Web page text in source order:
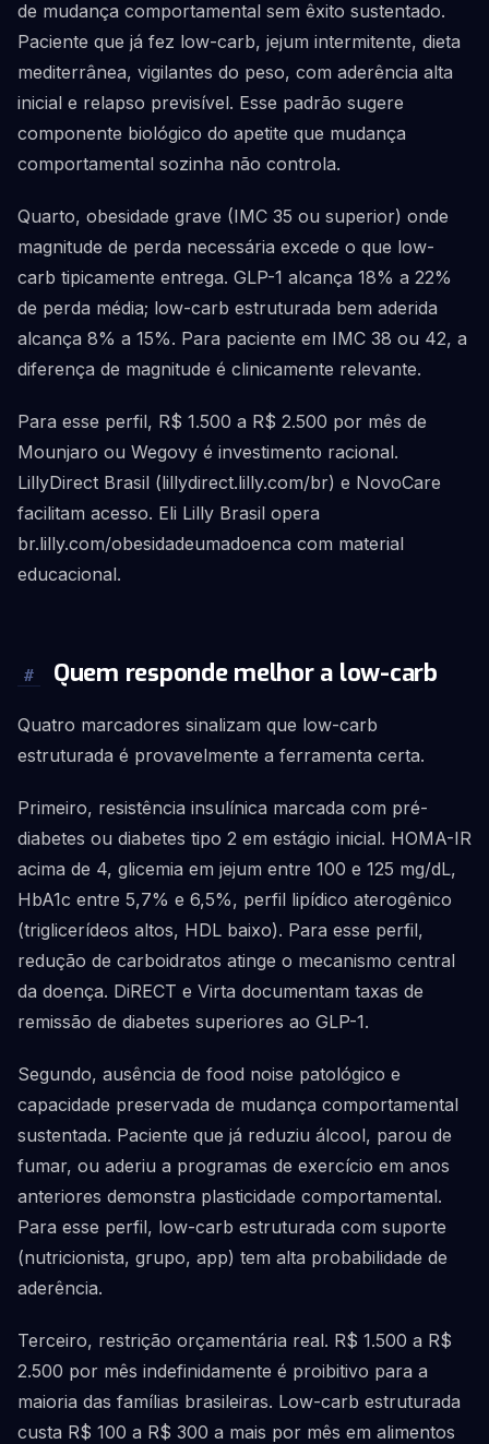
de mudança comportamental sem êxito sustentado.
Paciente que já fez low-carb, jejum intermitente, dieta
mediterrânea, vigilantes do peso, com aderência alta
inicial e relapso previsível. Esse padrão sugere
componente biológico do apetite que mudança
comportamental sozinha não controla.
Quarto, obesidade grave (IMC 35 ou superior) onde
magnitude de perda necessária excede o que low-
carb tipicamente entrega. GLP-1 alcança 18% a 22%
de perda média; low-carb estruturada bem aderida
alcança 8% a 15%. Para paciente em IMC 38 ou 42, a
diferença de magnitude é clinicamente relevante.
Para esse perfil, R$ 1.500 a R$ 2.500 por mês de
Mounjaro ou Wegovy é investimento racional.
LillyDirect Brasil (lillydirect.lilly.com/br) e NovoCare
facilitam acesso. Eli Lilly Brasil opera
br.lilly.com/obesidadeumadoenca com material
educacional.
# Quem responde melhor a low-carb
Quatro marcadores sinalizam que low-carb
estruturada é provavelmente a ferramenta certa.
Primeiro, resistência insulínica marcada com pré-
diabetes ou diabetes tipo 2 em estágio inicial. HOMA-IR
acima de 4, glicemia em jejum entre 100 e 125 mg/dL,
HbA1c entre 5,7% e 6,5%, perfil lipídico aterogênico
(triglicerídeos altos, HDL baixo). Para esse perfil,
redução de carboidratos atinge o mecanismo central
da doença. DiRECT e Virta documentam taxas de
remissão de diabetes superiores ao GLP-1.
Segundo, ausência de food noise patológico e
capacidade preservada de mudança comportamental
sustentada. Paciente que já reduziu álcool, parou de
fumar, ou aderiu a programas de exercício em anos
anteriores demonstra plasticidade comportamental.
Para esse perfil, low-carb estruturada com suporte
(nutricionista, grupo, app) tem alta probabilidade de
aderência.
Terceiro, restrição orçamentária real. R$ 1.500 a R$
2.500 por mês indefinidamente é proibitivo para a
maioria das famílias brasileiras. Low-carb estruturada
custa R$ 100 a R$ 300 a mais por mês em alimentos